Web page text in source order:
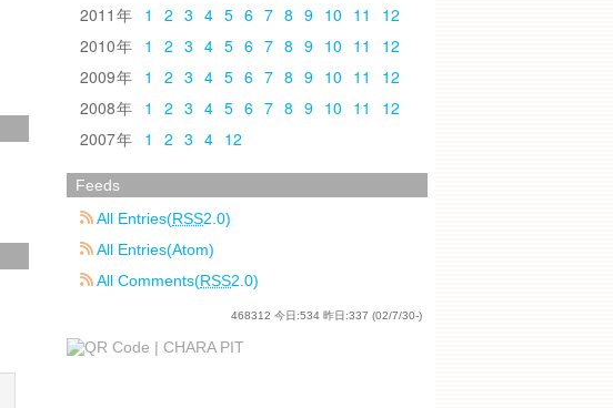
2011
1 2 3 4 5 6 7 8 9 10 11
12
2010
1 2 3 4 5 6 7 8 9 10 11
12
2009
1 2 3 4 5 6 7 8 9 10 11
12
2008
1 2 3 4 5 6 7 8 9 10 11
12
2007
1 2 3 4 12
Feeds
All Entries(RSS2.0)
All Entries(Atom)
All Comments(RSS2.0)
468312 今日:534 昨日:337 (02/7/30-)